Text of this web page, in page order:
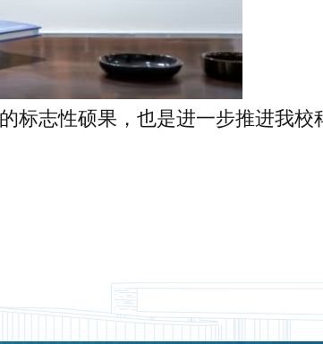
标志性硕果，也是进一步推进我校